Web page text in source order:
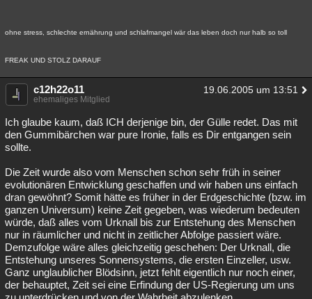
ohne stress, schlechte ernährung und schlafmangel wär das leben doch nur halb so toll
FREAK UND STOLZ DARAUF
c12h22o11 19.06.2005 um 13:51
ehemaliges Mitglied
Ich glaube kaum, daß ICH derjenige bin, der Gülle redet. Das mit
den Gummibärchen war pure Ironie, falls es Dir entgangen sein
sollte.
Die Zeit wurde also vom Menschen schon sehr früh in seiner
evolutionären Entwicklung geschaffen und wir haben uns einfach
dran gewöhnt? Somit hätte es früher in der Erdgeschichte (bzw. im
ganzen Universum) keine Zeit gegeben, was wiederum bedeuten
würde, daß alles vom Urknall bis zur Entstehung des Menschen
nur in räumlicher und nicht in zeitlicher Abfolge passiert wäre.
Demzufolge wäre alles gleichzeitig geschehen: Der Urknall, die
Entstehung unseres Sonnensystems, die ersten Einzeller, usw.
Ganz unglaublicher Blödsinn, jetzt fehlt eigentlich nur noch einer,
der behauptet, Zeit sei eine Erfindung der US-Regierung um uns